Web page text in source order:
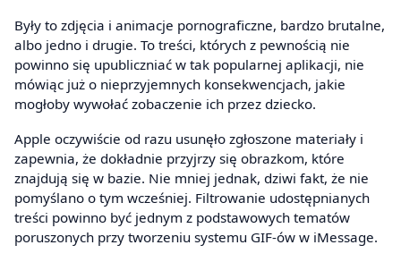
Były to zdjęcia i animacje pornograficzne, bardzo brutalne,
albo jedno i drugie. To treści, których z pewnością nie
powinno się upubliczniać w tak popularnej aplikacji, nie
mówiąc już o nieprzyjemnych konsekwencjach, jakie
mogłoby wywołać zobaczenie ich przez dziecko.
Apple oczywiście od razu usunęło zgłoszone materiały i
zapewnia, że dokładnie przyjrzy się obrazkom, które
znajdują się w bazie. Nie mniej jednak, dziwi fakt, że nie
pomyślano o tym wcześniej. Filtrowanie udostępnianych
treści powinno być jednym z podstawowych tematów
poruszonych przy tworzeniu systemu GIF-ów w iMessage.